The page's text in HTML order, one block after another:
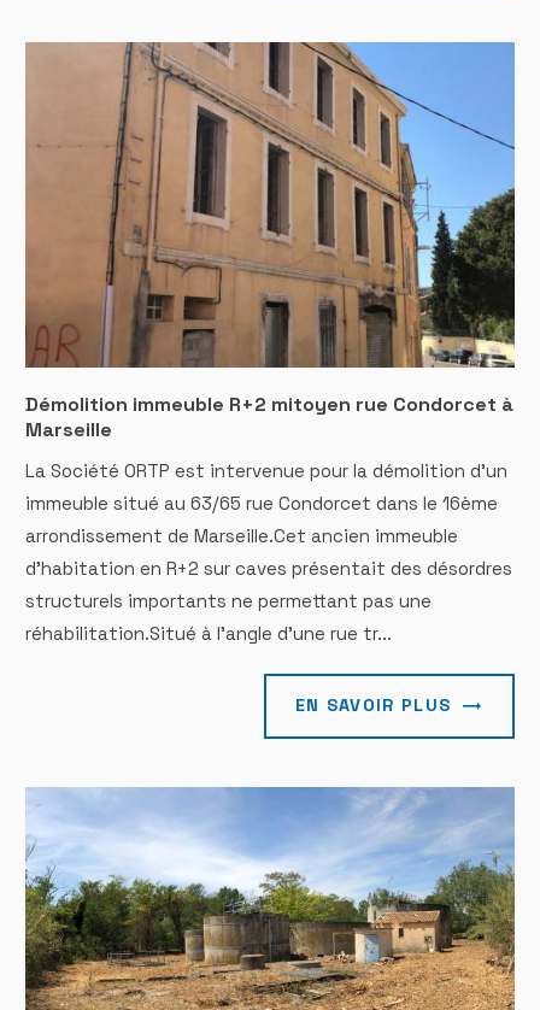
Démolition immeuble R+2 mitoyen rue Condorcet à
Marseille
La Société ORTP est intervenue pour la démolition d'un
immeuble situé au 63/65 rue Condorcet dans le 16ème
arrondissement de Marseille.Cet ancien immeuble
d'habitation en R+2 sur caves présentait des désordres
structurels importants ne permettant pas une
réhabilitation.Situé à l'angle d'une rue tr...
EN SAVOIR PLUS